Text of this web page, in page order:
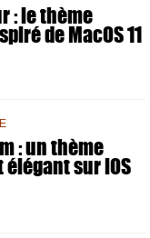
: le thème
de MacOS 11
: un thème
sur iOS